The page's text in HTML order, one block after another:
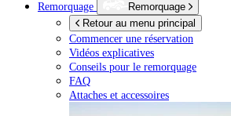
Remorquage
Remorquage
Retour au menu principal
Commencer une réservation
Vidéos explicatives
Conseils pour le remorquage
FAQ
Attaches et accessoires